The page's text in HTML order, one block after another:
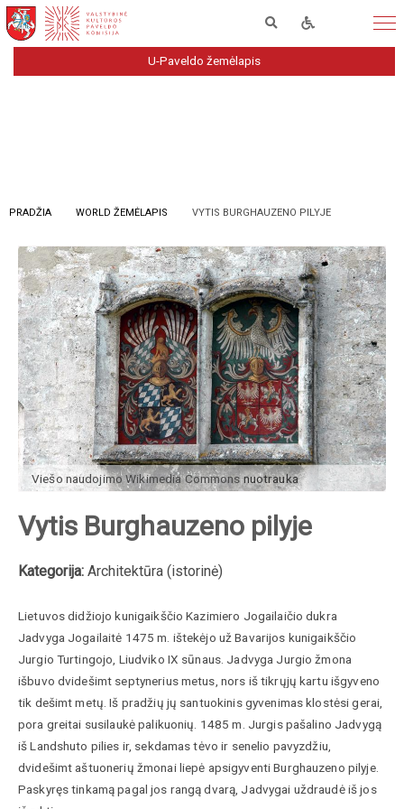
U-Paveldo žemėlapis
PRADŽIA WORLD ŽEMĖLAPIS VYTIS BURGHAUZENO PILYJE
Viešo naudojimo Wikimedia Commonsnuotrauka
Vytis Burghauzeno pilyje
Kategorija: Architektūra (istorinė)
Lietuvos didžiojo kunigaikščio Kazimiero Jogailaičio dukra
Jadvyga Jogailaitė 1475 m. ištekėjo už Bavarijos kunigaikščio
Jurgio Turtingojo, Liudviko IX sūnaus. Jadvyga Jurgio žmona
išbuvo dvidešimt septynerius metus, nors iš tikrųjų kartu išgyveno
tik dešimt metų. Iš pradžių jų santuokinis gyvenimas klostėsi gerai,
pora greitai susilaukė palikuonių. 1485 m. Jurgis pašalino Jadvygą
iš Landshuto pilies ir, sekdamas tėvo ir senelio pavyzdžiu,
dvidešimt aštuonerių žmonai liepė apsigyventi Burghauzeno pilyje.
Paskyręs tinkamą pagal jos rangą dvarą, Jadvygai uždraudė iš jos